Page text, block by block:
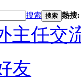
搜索 搜索 熱搜:
主任交
友